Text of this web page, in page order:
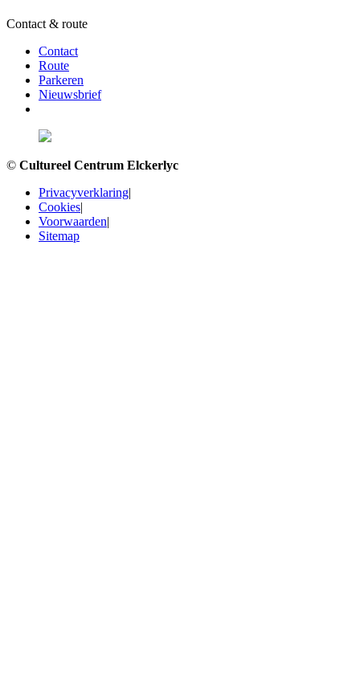
Contact & route
Contact
Route
Parkeren
Nieuwsbrief
© Cultureel Centrum Elckerlyc
Privacyverklaring|
Cookies|
Voorwaarden|
Sitemap